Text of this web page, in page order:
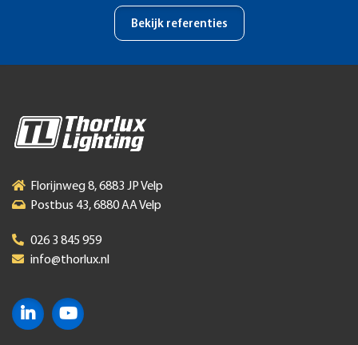
Bekijk referenties
Florijnweg 8, 6883 JP Velp
Postbus 43, 6880 AA Velp
026 3 845 959
info@thorlux.nl